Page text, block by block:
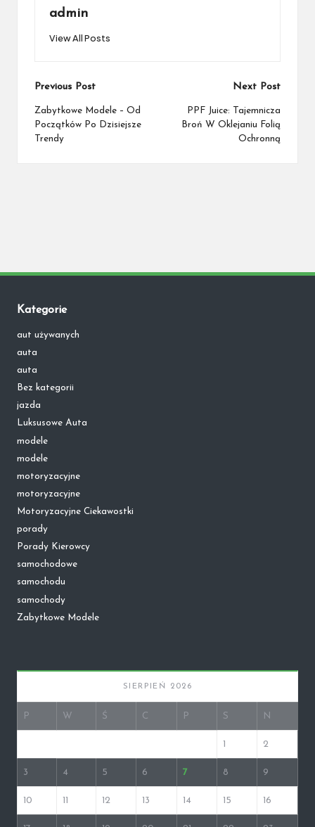
admin
View All Posts
Post
navigation
Previous Post
Zabytkowe Modele – Od
Początków Po Dzisiejsze
Trendy
Next Post
PPF Juice: Tajemnicza
Broń W Oklejaniu Folią
Ochronną
Kategorie
aut używanych
auta
auta
Bez kategorii
jazda
Luksusowe Auta
modele
modele
motoryzacyjne
motoryzacyjne
Motoryzacyjne Ciekawostki
porady
Porady Kierowcy
samochodowe
samochodu
samochody
Zabytkowe Modele
SIERPIEŃ 2026
P W Ś C P S N
1 2
3 4 5 6 7 8 9
10 11 12 13 14 15 16